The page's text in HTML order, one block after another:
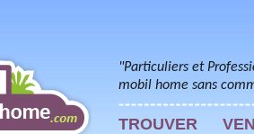
"Particuliers et
mobil home sans
TROUVER